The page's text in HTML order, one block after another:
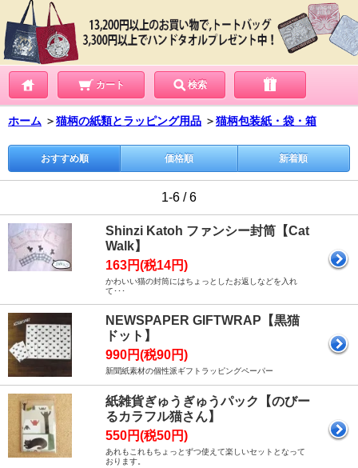
カート 検索
ホーム ＞猫柄の紙類とラッピング用品 ＞猫柄包装紙・袋・箱
おすすめ順 価格順 新着順
1-6 / 6
Shinzi Katoh ファンシー封筒【Cat
Walk】
163円(税14円)
かわいい猫の封筒にはちょっとしたお返しなどを入れ
て･･･
NEWSPAPER GIFTWRAP【黒猫
ドット】
990円(税90円)
新聞紙素材の個性派ギフトラッピングペーパー
紙雑貨ぎゅうぎゅうパック【のびー
るカラフル猫さん】
550円(税50円)
あれもこれもちょっとずつ使えて楽しいセットとなって
おります。